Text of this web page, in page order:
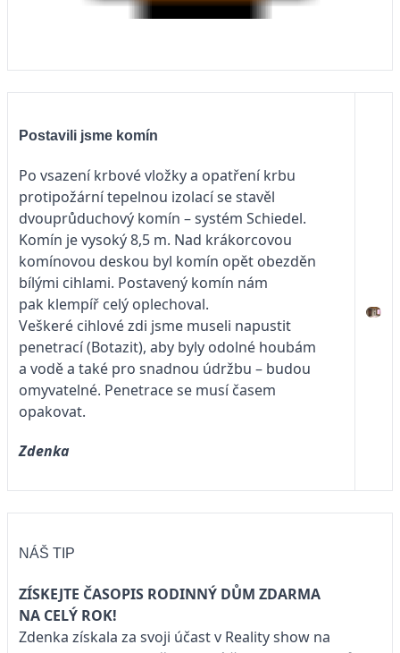
Postavili jsme komín
Po vsazení krbové vložky a opatření krbu
protipožární tepelnou izolací se stavěl
dvouprůduchový komín – systém Schiedel.
Komín je vysoký 8,5 m. Nad krákorcovou
komínovou deskou byl komín opět obezděn
bílými cihlami. Postavený komín nám
pak klempíř celý oplechoval.
Veškeré cihlové zdi jsme museli napustit
penetrací (Botazit), aby byly odolné houbám
a vodě a také pro snadnou údržbu – budou
omyvatelné. Penetrace se musí časem
opakovat.
Zdenka
NÁŠ TIP
ZÍSKEJTE ČASOPIS RODINNÝ DŮM ZDARMA
NA CELÝ ROK!
Zdenka získala za svoji účast v Reality show na